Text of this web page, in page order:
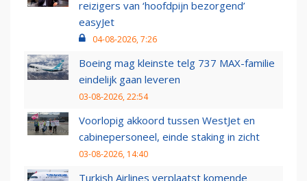
reizigers van ‘hoofdpijn bezorgend’
easyJet
04-08-2026, 7:26
Boeing mag kleinste telg 737 MAX-familie
eindelijk gaan leveren
03-08-2026, 22:54
Voorlopig akkoord tussen WestJet en
cabinepersoneel, einde staking in zicht
03-08-2026, 14:40
Turkish Airlines verplaatst komende